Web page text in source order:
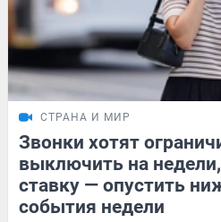
СТРАНА И МИР
Звонки хотят
выключить на
ставку — опустить
события недели